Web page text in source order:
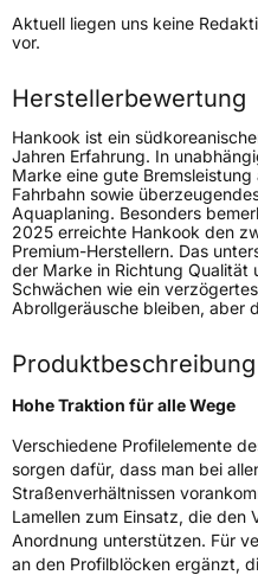
Lastindex114
Höchstlast1180 kg
Gewicht (in kg)
17,7 kg
Generelle Merkmale
FahrzeugtypSUV
VerwendungGanzjahresreifen
ModellnameDynapro AT2 RF11
Weitere Eigenschaften
Schlauchtyp TL
ZustandNeureifen
M+SJa
Aktuell liegen uns keine
vor.
Herstellerbewertung
Hankook ist ein
Jahren Erfahrung. In
Marke eine gute
Fahrbahn sowie
Aquaplaning. Besonders
2025 erreichte Hankook den
Premium-Herstellern. Das
der Marke in Richtung Qualität
Schwächen wie ein
Abrollgeräusche bleiben, aber
Produktbeschreibung
Hohe Traktion für alle Wege
Verschiedene Profilelemente
sorgen dafür, dass man bei
Straßenverhältnissen
Lamellen zum Einsatz, die den
Anordnung unterstützen. Für
an den Profilblöcken ergänzt,